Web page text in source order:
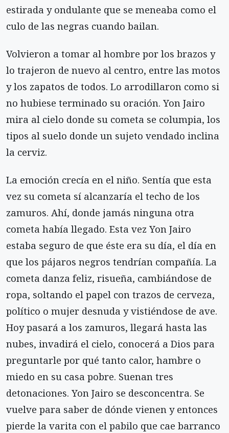
estirada y ondulante que se meneaba como el
culo de las negras cuando bailan.
Volvieron a tomar al hombre por los brazos y
lo trajeron de nuevo al centro, entre las motos
y los zapatos de todos. Lo arrodillaron como si
no hubiese terminado su oración. Yon Jairo
mira al cielo donde su cometa se columpia, los
tipos al suelo donde un sujeto vendado inclina
la cerviz.
La emoción crecía en el niño. Sentía que esta
vez su cometa sí alcanzaría el techo de los
zamuros. Ahí, donde jamás ninguna otra
cometa había llegado. Esta vez Yon Jairo
estaba seguro de que éste era su día, el día en
que los pájaros negros tendrían compañía. La
cometa danza feliz, risueña, cambiándose de
ropa, soltando el papel con trazos de cerveza,
político o mujer desnuda y vistiéndose de ave.
Hoy pasará a los zamuros, llegará hasta las
nubes, invadirá el cielo, conocerá a Dios para
preguntarle por qué tanto calor, hambre o
miedo en su casa pobre. Suenan tres
detonaciones. Yon Jairo se desconcentra. Se
vuelve para saber de dónde vienen y entonces
pierde la varita con el pabilo que cae barranco